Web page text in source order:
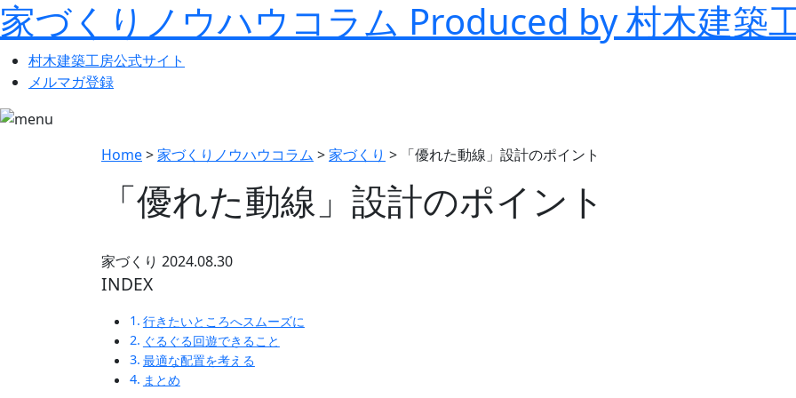
家づくりノウハウコラム Produced by 村木建築
村木建築工房公式サイト
メルマガ登録
Home>家づくりノウハウコラム >家づくり > 「優れた動線」設計のポイント
「優れた動線」設計のポイント
家づくり 2024.08.30
INDEX
行きたいところへスムーズに
ぐるぐる回遊できること
最適な配置を考える
まとめ